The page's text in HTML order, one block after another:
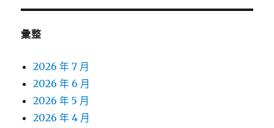
彙整
2026 年 7 月
2026 年 6 月
2026 年 5 月
2026 年 4 月